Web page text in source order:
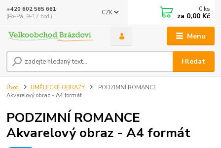
Menu
CZK
Hledat
+420 602 565 661
(Po-Pá, 9-17 hod.)
0 ks
za 0,00 Kč
Úvod UMĚLECKÉ OBRAZY
PODZIMNÍ ROMANCE
Akvarelový obraz - A4 formát
PODZIMNÍ ROMANCE
Akvarelový obraz - A4 formát